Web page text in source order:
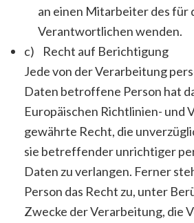
an einen Mitarbeiter des für
Verantwortlichen wenden.
c) Recht auf Berichtigung
Jede von der Verarbeitung
Daten betroffene Person hat
Europäischen Richtlinien- und
gewährte Recht, die
sie betreffender unrichtiger
Daten zu verlangen. Ferner
Person das Recht zu, unter
Zwecke der Verarbeitung, die